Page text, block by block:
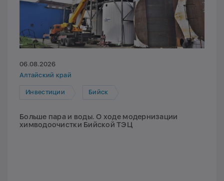
06.08.2026
Алтайский край
Инвестиции Бийск
Больше пара и воды. О ходе модернизации
химводоочистки Бийской ТЭЦ